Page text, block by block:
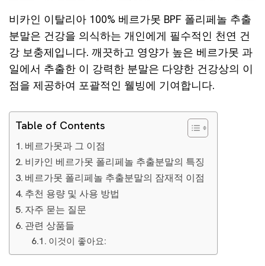
비카인 이탈리아 100% 베르가못 BPF 폴리페놀 추출
분말은 건강을 의식하는 개인에게 필수적인 천연 건
강 보충제입니다. 깨끗하고 영양가 높은 베르가못 과
일에서 추출한 이 강력한 분말은 다양한 건강상의 이
점을 제공하여 포괄적인 웰빙에 기여합니다.
Table of Contents
베르가못과 그 이점
비카인 베르가못 폴리페놀 추출분말의 특징
베르가못 폴리페놀 추출분말의 잠재적 이점
추천 용량 및 사용 방법
자주 묻는 질문
관련 상품들
이것이 좋아요: